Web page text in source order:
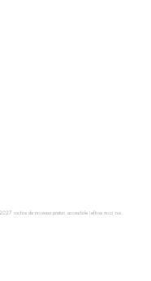
rochie de mireasa preturi accesibile ieftine mici noi